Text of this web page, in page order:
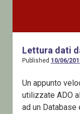
Lettura dati
Published 10/06/
Un appunto
utilizzate ADO
ad un